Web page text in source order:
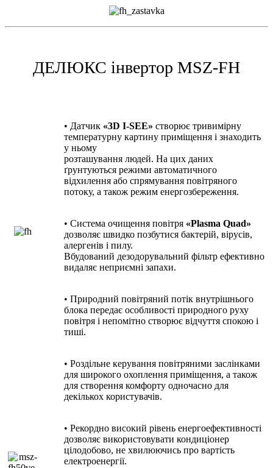
ДЕЛЮКС інвертор MSZ-FH
• Датчик «3D I-SEE» створює тривимірну
температурну картину приміщення і знаходить
у ньому
розташування людей. На цих даних
ґрунтуються режими автоматичного
відхилення або спрямування повітряного
потоку, а також режим енергозбереження.
• Система очищення повітря «Plasma Quad»
дозволяє швидко позбутися бактерій, вірусів,
алергенів і пилу.
Вбудований дезодорувальний фільтр ефективно
видаляє неприємні запахи.
• Природний повітряний потік внутрішнього
блока передає особливості природного руху
повітря і непомітно створює відчуття спокою і
тиші.
• Роздільне керування повітряними заслінками
для широкого охоплення приміщення, а також
для створення комфорту одночасно для
декількох користувачів.
• Рекордно високий рівень енергоефективності
дозволяє використовувати кондиціонер
цілодобово, не хвилюючись про вартість
електроенергії.